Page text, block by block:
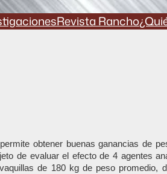
Revista Rancho
obtener buenas ganancias de
de evaluar el efecto de 4 agentes
de 180 kg de peso promedio,